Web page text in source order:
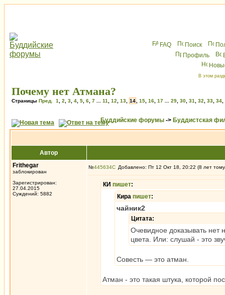
FAQ Поиск
Профиль
В этом
Почему нет Атмана?
Страницы Пред. 1 2 3 4 5 6 7 11 12 13 14 15 16 17 29 30 31 32 33 34
Буддийские форумы -> Буддистская
Автор
Frithegar
заблокирован
Зарегистрирован:
27.04.2015
Суждений: 5882
№445634 Добавлено: Пт 12 Окт 18, 20:22 (8 лет
КИ пишет:
Кира пишет:
чайник2
Цитата:
Очевидное доказывать нет
цвета. Или: слушай - это
Совесть — это атман.
Атман - это такая штука, которой